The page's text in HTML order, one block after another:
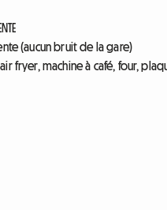
(aucun bruit de la gare)
fryer, machine à café, four,